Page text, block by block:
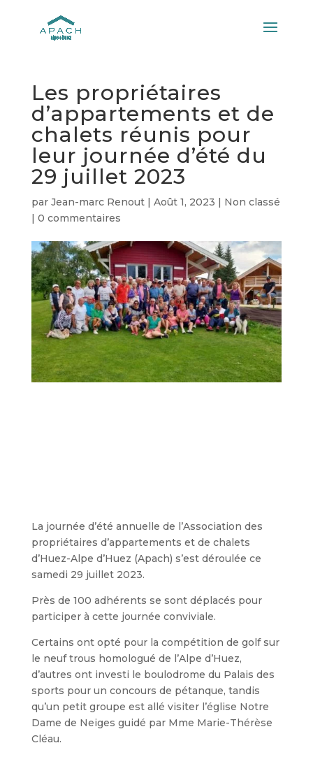
Les propriétaires
d’appartements et de
chalets réunis pour
leur journée d’été du
29 juillet 2023
par Jean-marc Renout| Août 1, 2023 | Non classé
| 0 commentaires
La journée d’été annuelle de l’Association des
propriétaires d’appartements et de chalets
d’Huez-Alpe d’Huez (Apach) s’est déroulée ce
samedi 29 juillet 2023.
Près de 100 adhérents se sont déplacés pour
participer à cette journée conviviale.
Certains ont opté pour la compétition de golf sur
le neuf trous homologué de l’Alpe d’Huez,
d’autres ont investi le boulodrome du Palais des
sports pour un concours de pétanque, tandis
qu’un petit groupe est allé visiter l’église Notre
Dame de Neiges guidé par Mme Marie-Thérèse
Cléau.